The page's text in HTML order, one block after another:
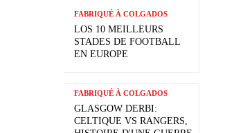
FABRIQUÉ À COLGADOS
LOS 10 MEILLEURS
STADES DE FOOTBALL
EN EUROPE
FABRIQUÉ À COLGADOS
GLASGOW DERBI:
CELTIQUE VS RANGERS,